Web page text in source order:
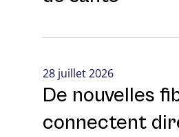
De nouvelles
connectent
28 juillet 2026